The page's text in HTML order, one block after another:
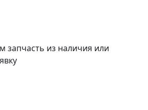
запчасть из наличия или